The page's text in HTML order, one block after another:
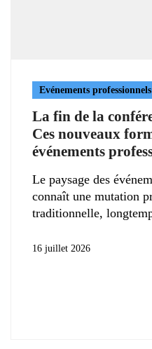
Evénements professionnels
La fin de la
Ces nouveaux
événements
Le paysage des
connaît une mutation
traditionnelle,
16 juillet 2026